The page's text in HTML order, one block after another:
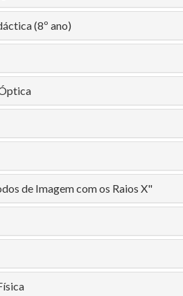
(8º ano)
de Imagem com os Raios X"